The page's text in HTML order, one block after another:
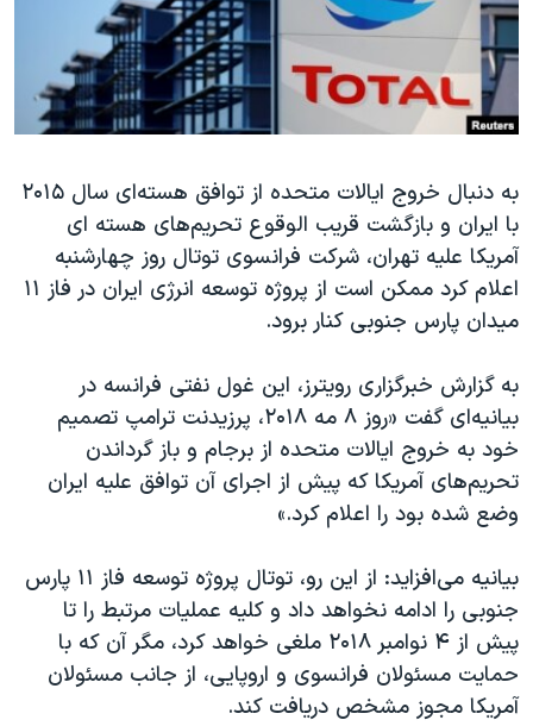
فرهنگ و زندگی
حقوق شهروندی
اقتصادی
اسرائیل در جنگ
گالری عکس
آرشیو پخش زنده
مستندها
انتخابات ریاست جمهوری آمریکا ۲۰۲۴
حمله جمهوری اسلامی به اسرائیل
ورزش زنان در ایران
اعتراضات زن، زندگی، آزادی
مجموعه مستندهای دادخواهی
تریبونال مردمی آبان ۹۸
چهل سال گروگان‌گیری
قانون شفافیت دارائی کادر رهبری ایران
اعتراضات مردمی آبان ۹۸
نرگس محمدی برنده جایزه نوبل صلح
همایش محافظه‌کاران آمریکا «سی‌پک»
صفحه‌های ویژه
سفر پرزیدنت ترامپ به چین
دنبال کنید
زبانهای مختلف
به دنبال خروج ایالات متحده از توافق هسته‌ای سال ۲۰۱۵
با ایران و بازگشت قریب الوقوع تحریم‌های هسته ای
آمریکا علیه تهران، شرکت فرانسوی توتال روز چهارشنبه
اعلام کرد ممکن است از پروژه توسعه انرژی ایران در فاز ۱۱
میدان پارس جنوبی کنار برود.
به گزارش خبرگزاری رویترز، این غول نفتی فرانسه در
بیانیه‌ای گفت «روز ۸ مه ۲۰۱۸، پرزیدنت ترامپ تصمیم
خود به خروج ایالات متحده از برجام و باز گرداندن
تحریم‌های آمریکا که پیش از اجرای آن توافق علیه ایران
وضع شده بود را اعلام کرد.»
بیانیه می‌افزاید: از این رو، توتال پروژه توسعه فاز ۱۱ پارس
جنوبی را ادامه نخواهد داد و کلیه عملیات مرتبط را تا
پیش از ۴ نوامبر ۲۰۱۸ ملغی خواهد کرد، مگر آن که با
حمایت مسئولان فرانسوی و اروپایی، از جانب مسئولان
آمریکا مجوز مشخص دریافت کند.